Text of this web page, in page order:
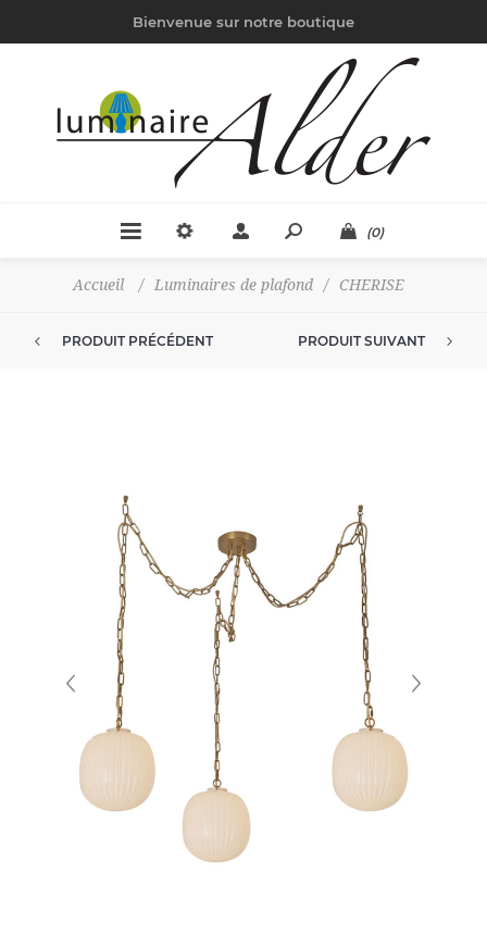
Bienvenue sur notre boutique
(0)
Accueil / Luminaires de plafond / CHERISE
PRODUIT PRÉCÉDENT PRODUIT SUIVANT